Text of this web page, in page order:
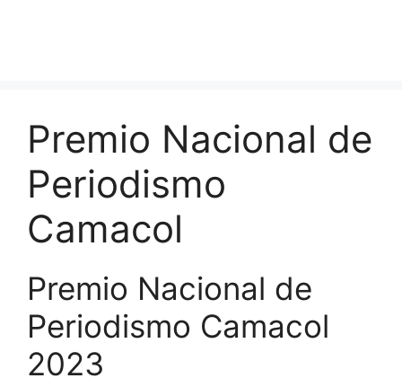
Premio Nacional de
Periodismo
Camacol
Premio Nacional de
Periodismo Camacol
2023